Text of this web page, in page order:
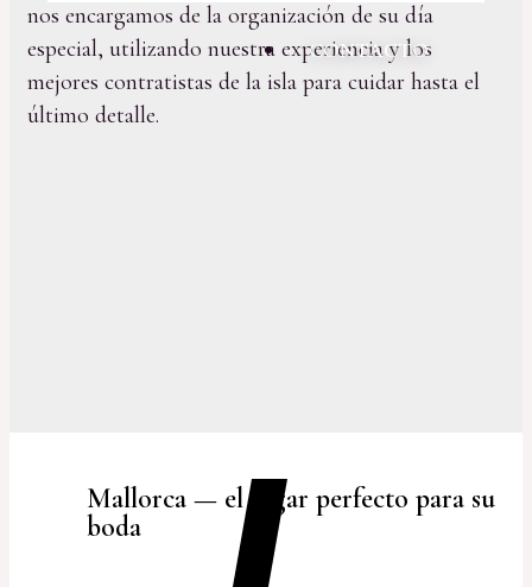
CONTACTO
nos encargamos de la organización de su día
especial, utilizando nuestra experiencia y los
mejores contratistas de la isla para cuidar hasta el
último detalle.
Mallorca — el lugar perfecto para su
boda